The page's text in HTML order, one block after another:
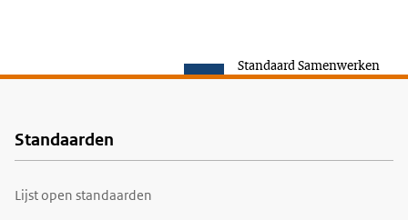
Standaard Samenwerken
Voet
Standaarden
Lijst open standaarden